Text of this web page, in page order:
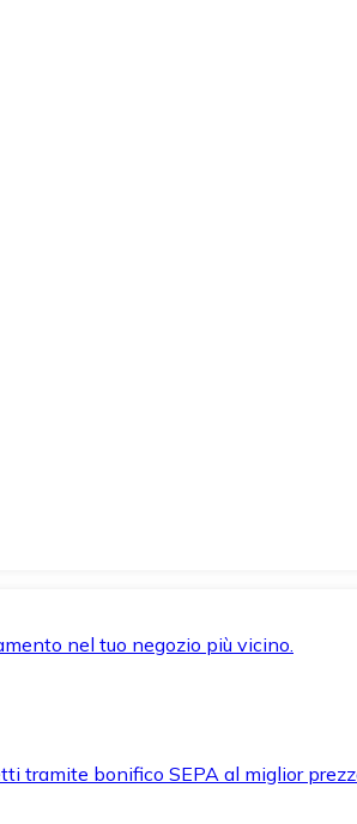
nel tuo negozio più vicino.
tramite bonifico SEPA al miglior